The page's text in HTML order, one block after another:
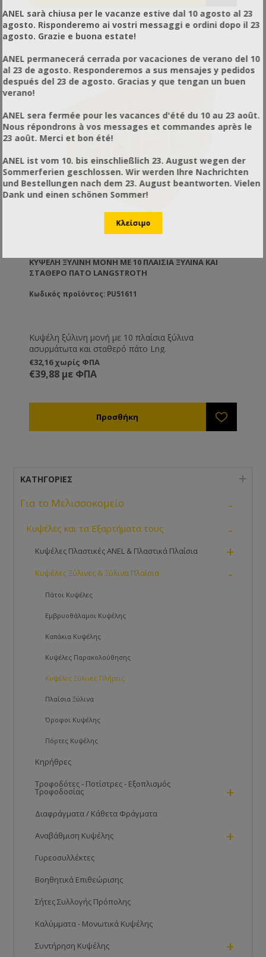
ΚΥΨΈΛΗ ΞΎΛΙΝΗ ΜΟΝΉ ΜΕ 10 ΠΛΑΊΣΙΑ ΞΥΛΙΝΑ ΚΑΙ
ΣΤΑΘΕΡΌ ΠΆΤΟ LANGSTROTH
Κωδικός προϊόντος: PU51611
Κυψέλη ξύλινη μονή με 10 πλαίσια ξύλινα
ασυρμάτωτα και σταθερό πάτο Lng.
€32,16 χωρίς ΦΠΑ
€39,88 με ΦΠΑ
ΚΑΤΗΓΟΡΊΕΣ
Για το Μελισσοκομείο -
Κυψέλες και τα Εξαρτήματα τους -
Κυψέλες Πλαστικές ANEL & Πλαστικά Πλαίσια +
Κυψέλες Ξύλινες & Ξύλινα Πλαίσια -
Πάτοι Κυψέλες
Εμβρυοθάλαμοι Κυψέλης
Καπάκια Κυψέλης
Κυψέλες Παρακολούθησης
Κυψέλες Ξύλινες Πλήρεις
Πλαίσια Ξύλινα
Όροφοι Κυψέλης
Πόρτες Kυψέλης
Κηρήθρες
Τροφοδότες - Ποτίστρες - Εξοπλισμός
Τροφοδοσίας +
Διαφράγματα / Κάθετα Φράγματα
Αναβάθμιση Κυψέλης +
Γυρεοσυλλέκτες
Βοηθητικά Επιθεώρισης
Σήτες Συλλογής Πρόπολης
Καλύμματα - Μονωτικά Κυψέλης
Συντήρηση Κυψέλης +
ANEL sarà chiusa per le vacanze estive dal 10 agosto al 23
agosto. Risponderemo ai vostri messaggi e ordini dopo il 23
agosto. Grazie e buona estate!
ANEL permanecerá cerrada por vacaciones de verano del 10
al 23 de agosto. Responderemos a sus mensajes y pedidos
después del 23 de agosto. Gracias y que tengan un buen
verano!
ANEL sera fermée pour les vacances d'été du 10 au 23 août.
Nous répondrons à vos messages et commandes après le
23 août. Merci et bon été!
ANEL ist vom 10. bis einschließlich 23. August wegen der
Sommerferien geschlossen. Wir werden Ihre Nachrichten
und Bestellungen nach dem 23. August beantworten. Vielen
Dank und einen schönen Sommer!